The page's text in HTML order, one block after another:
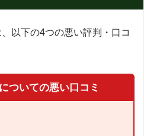
以下の4つの悪い評判・口コ
ついての悪い口コミ